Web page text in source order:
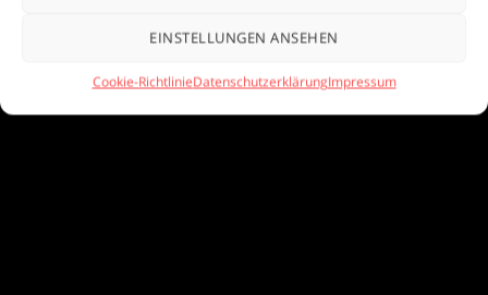
EINSTELLUNGEN ANSEHEN
Cookie-RichtlinieDatenschutzerklärungImpressum